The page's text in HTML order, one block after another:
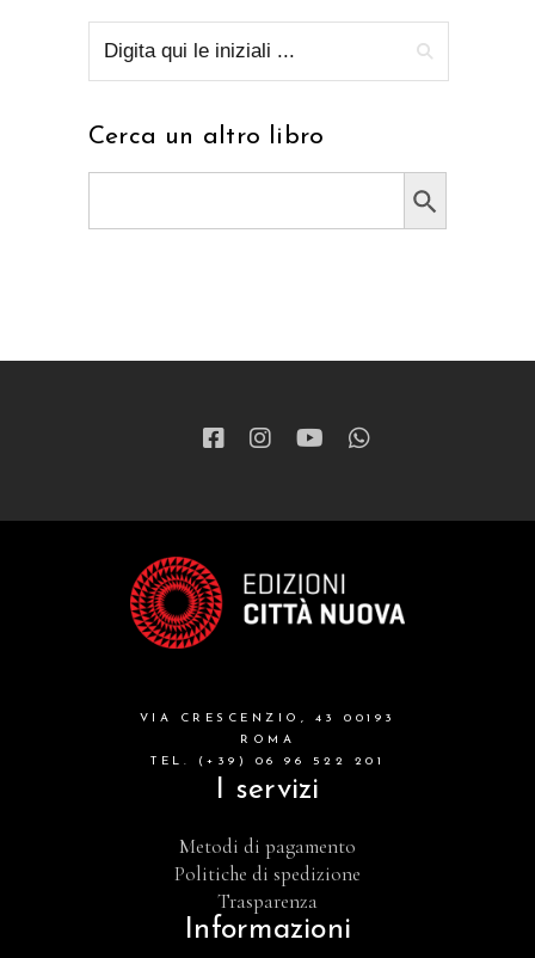
Cerca un altro libro
Search Button
VIA CRESCENZIO, 43 00193
ROMA
TEL. (+39) 06 96 522 201
I servizi
Metodi di pagamento
Politiche di spedizione
Trasparenza
Informazioni